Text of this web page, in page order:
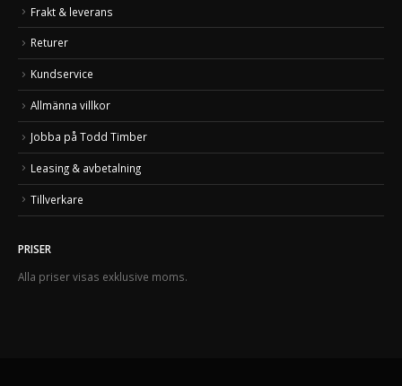
Frakt & leverans
Returer
Kundservice
Allmänna villkor
Jobba på Todd Timber
Leasing & avbetalning
Tillverkare
PRISER
Alla priser visas exklusive moms.